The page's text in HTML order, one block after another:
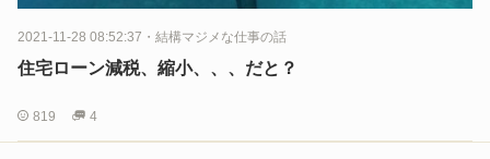
2021-11-28 08:52:37 ・ 結構マジメな仕事の話
住宅ローン減税、縮小、、、だと？
819 4